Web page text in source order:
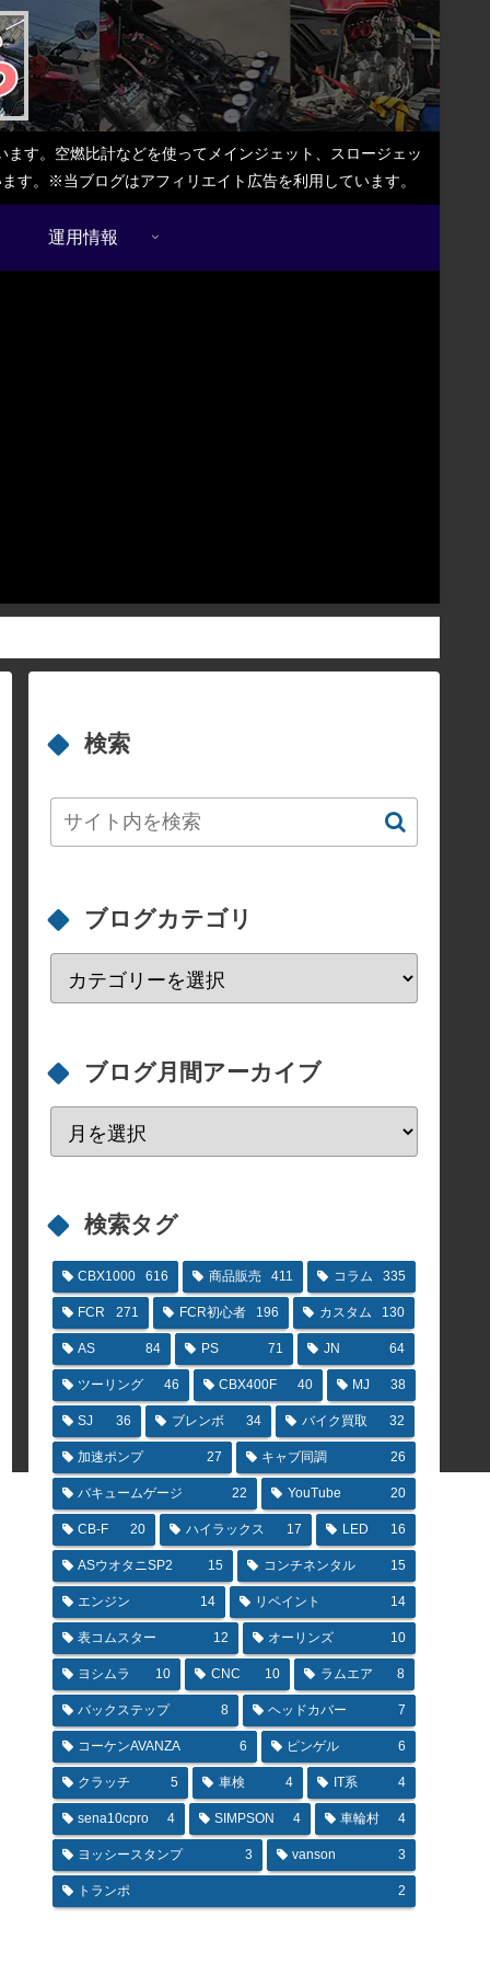
す。空燃比計などを使ってメインジェット、スロージェッ
す。※当ブログはアフィリエイト広告を利用しています。
運用情報
検索
ブログカテゴリ
ブログ月間アーカイブ
検索タグ
CBX1000 616 商品販売 411 コラム 335
FCR 271 FCR初心者 196 カスタム 130
AS 84 PS 71 JN 64
ツーリング 46 CBX400F 40 MJ 38
SJ 36 ブレンボ 34 バイク買取 32
加速ポンプ 27 キャブ同調 26
バキュームゲージ 22 YouTube 20
CB-F 20 ハイラックス 17 LED 16
ASウオタニSP2 15 コンチネンタル 15
エンジン 14 リペイント 14
表コムスター 12 オーリンズ 10
ヨシムラ 10 CNC 10 ラムエア 8
バックステップ 8 ヘッドカバー 7
コーケンAVANZA 6 ピンゲル 6
クラッチ 5 車検 4 IT系 4
sena10cpro 4 SIMPSON 4 車輪村 4
ヨッシースタンプ 3 vanson 3
トランポ 2